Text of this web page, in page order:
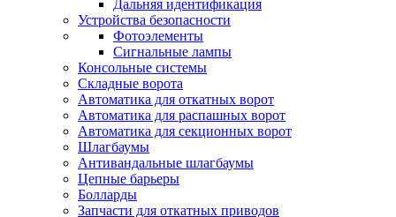
Дальняя идентификация
Устройства безопасности
Фотоэлементы
Сигнальные лампы
Консольные системы
Складные ворота
Автоматика для откатных ворот
Автоматика для распашных ворот
Автоматика для секционных ворот
Шлагбаумы
Антивандальные шлагбаумы
Цепные барьеры
Болларды
Запчасти для откатных приводов